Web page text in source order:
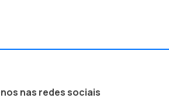
nas redes sociais